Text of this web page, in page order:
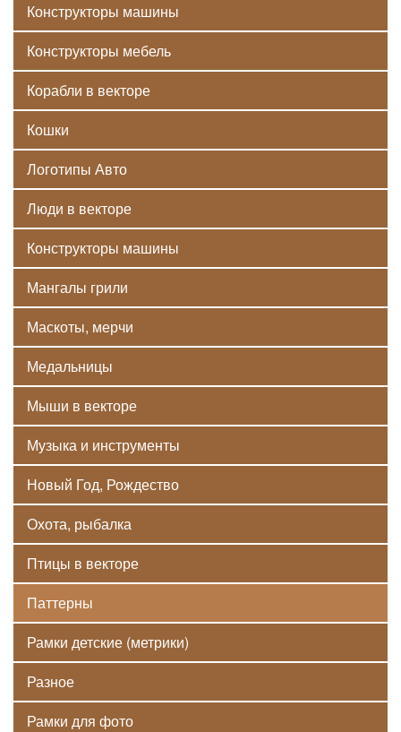
Конструкторы машины
Конструкторы мебель
Корабли в векторе
Кошки
Логотипы Авто
Люди в векторе
Конструкторы машины
Мангалы грили
Маскоты, мерчи
Медальницы
Мыши в векторе
Музыка и инструменты
Новый Год, Рождество
Охота, рыбалка
Птицы в векторе
Паттерны
Рамки детские (метрики)
Разное
Рамки для фото